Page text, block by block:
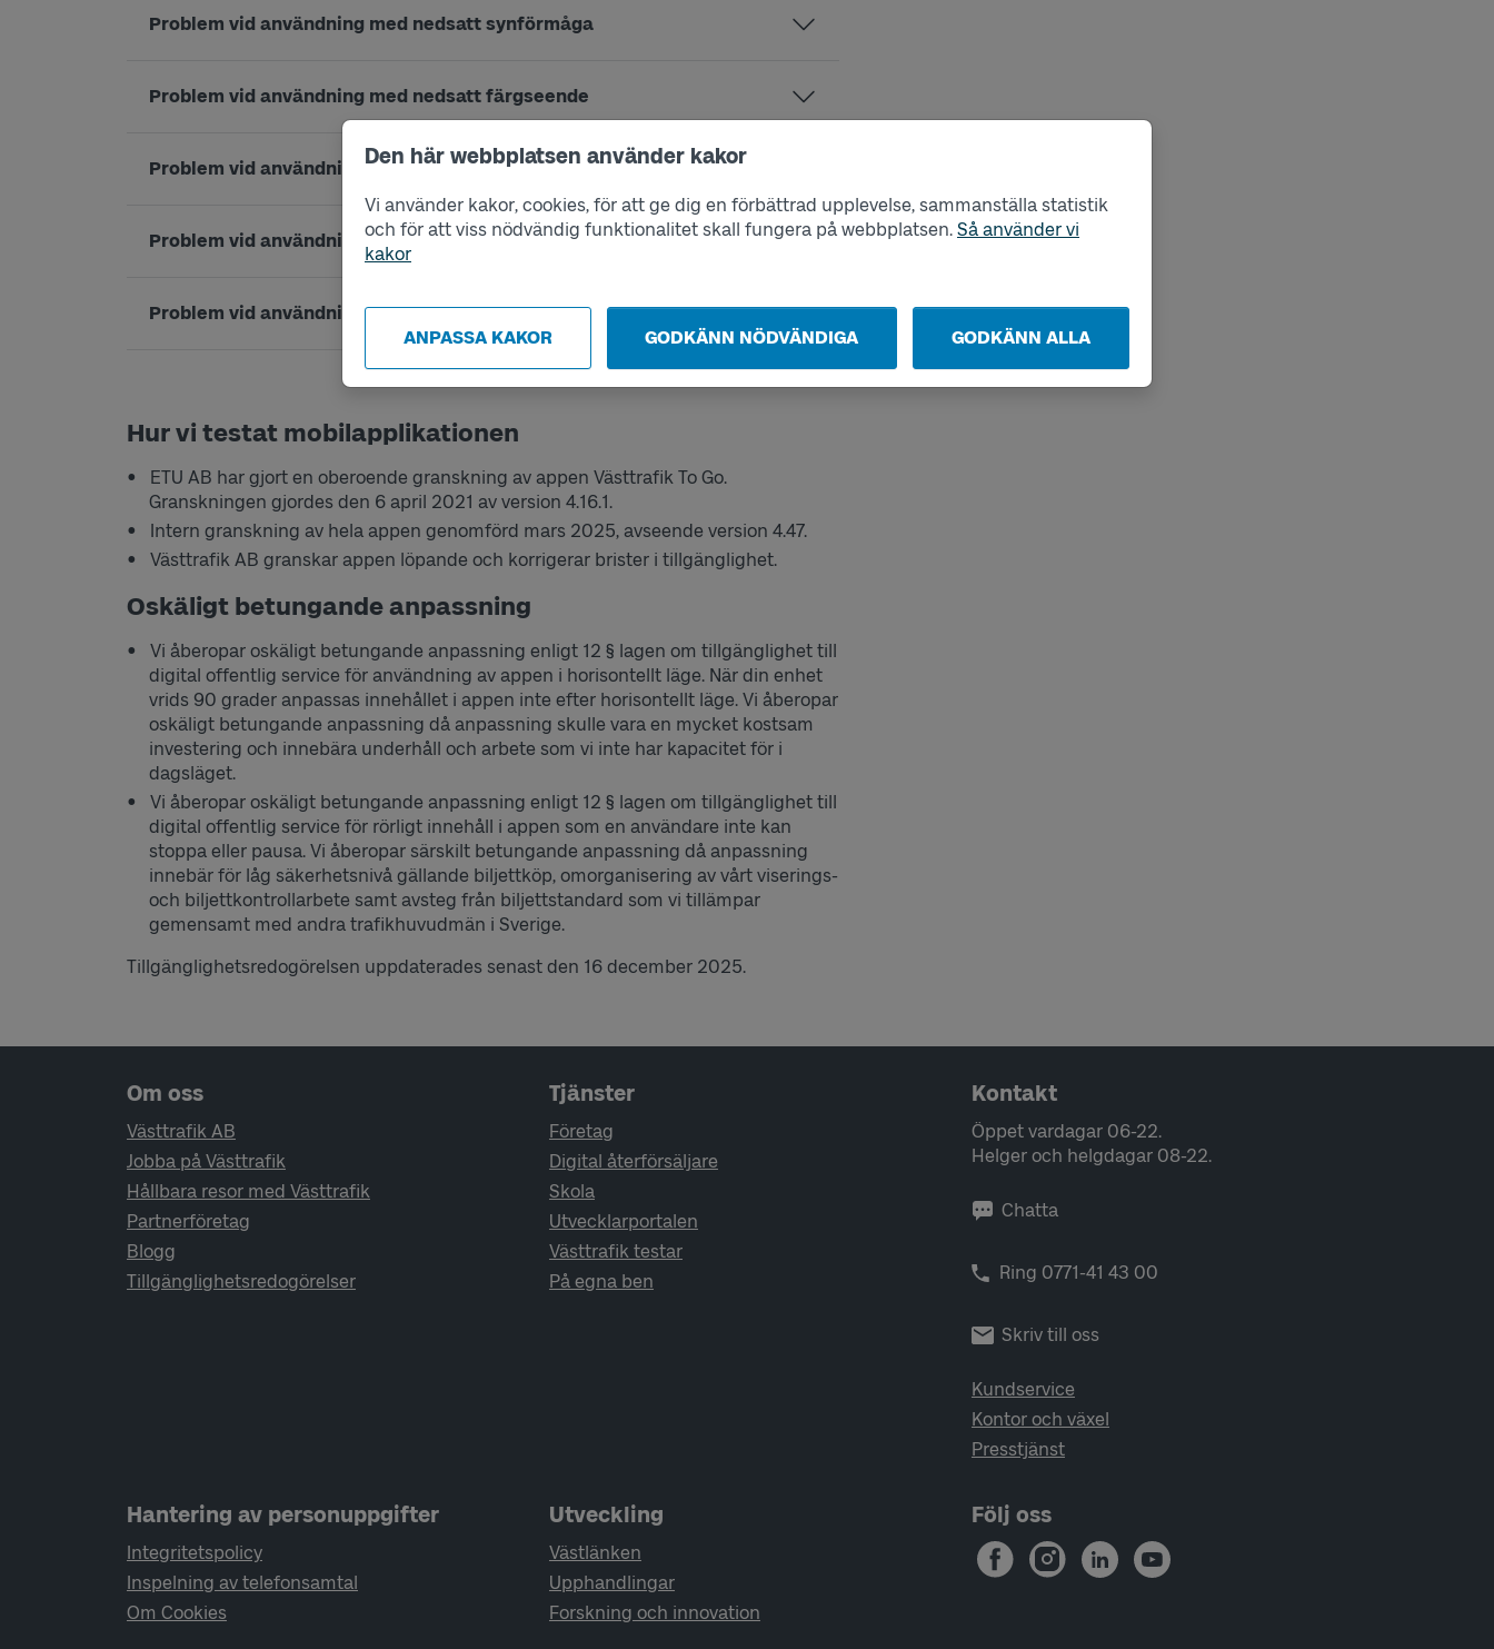
Den här webbplatsen använder kakor
Vi använder kakor, cookies, för att ge dig en förbättrad upplevelse, sammanställa statistik
och för att viss nödvändig funktionalitet skall fungera på webbplatsen. Så använder vi
kakor
ANPASSA KAKOR GODKÄNN NÖDVÄNDIGA GODKÄNN ALLA
Problem vid användning med nedsatt synförmåga
Problem vid användning med nedsatt färgseende
Problem vid användning med nedsatt finmotorik eller styrka
Problem vid användning med nedsatt rörlighet
Problem vid användning med kognitiv nedsättning
Hur vi testat mobilapplikationen
ETU AB har gjort en oberoende granskning av appen Västtrafik To Go.
Granskningen gjordes den 6 april 2021 av version 4.16.1.
Intern granskning av hela appen genomförd mars 2025, avseende version 4.47.
Västtrafik AB granskar appen löpande och korrigerar brister i tillgänglighet.
Oskäligt betungande anpassning
Vi åberopar oskäligt betungande anpassning enligt 12 § lagen om tillgänglighet till
digital offentlig service för användning av appen i horisontellt läge. När din enhet
vrids 90 grader anpassas innehållet i appen inte efter horisontellt läge. Vi åberopar
oskäligt betungande anpassning då anpassning skulle vara en mycket kostsam
investering och innebära underhåll och arbete som vi inte har kapacitet för i
dagsläget.
Vi åberopar oskäligt betungande anpassning enligt 12 § lagen om tillgänglighet till
digital offentlig service för rörligt innehåll i appen som en användare inte kan
stoppa eller pausa. Vi åberopar särskilt betungande anpassning då anpassning
innebär för låg säkerhetsnivå gällande biljettköp, omorganisering av vårt viserings-
och biljettkontrollarbete samt avsteg från biljettstandard som vi tillämpar
gemensamt med andra trafikhuvudmän i Sverige.
Tillgänglighetsredogörelsen uppdaterades senast den 16 december 2025.
Sidfotsnavigering
Om oss
Västtrafik AB
Jobba på Västtrafik
Hållbara resor med Västtrafik
Partnerföretag
Blogg
Tillgänglighetsredogörelser
Tjänster
Företag
Digital återförsäljare
Skola
Utvecklarportalen
Västtrafik testar
På egna ben
Kontakt
Öppet vardagar 06-22.
Helger och helgdagar 08-22.
Chatta
Ring 0771-41 43 00
Skriv till oss
Kundservice
Kontor och växel
Presstjänst
Hantering av personuppgifter
Integritetspolicy
Inspelning av telefonsamtal
Om Cookies
Utveckling
Västlänken
Upphandlingar
Forskning och innovation
Följ oss